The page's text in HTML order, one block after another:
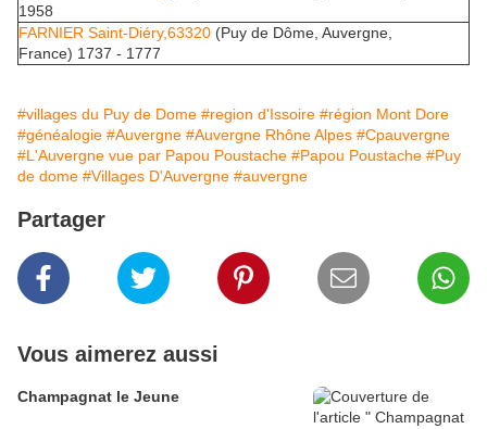
1958
FARNIER Saint-Diéry,63320 (Puy de Dôme, Auvergne,
France) 1737 - 1777
#villages du Puy de Dome #region d'Issoire #région Mont Dore
#généalogie #Auvergne #Auvergne Rhône Alpes #Cpauvergne
#L'Auvergne vue par Papou Poustache #Papou Poustache #Puy
de dome #Villages D'Auvergne #auvergne
Partager
Vous aimerez aussi
Champagnat le Jeune